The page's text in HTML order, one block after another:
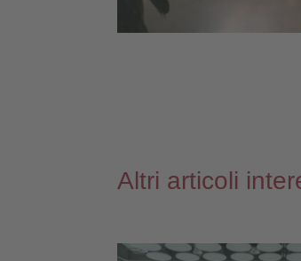
Altri articoli